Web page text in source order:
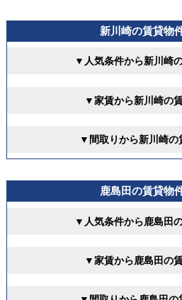
新川崎の賃貸物
▼人気条件から新川崎
▼家賃から新川崎の
▼間取りから新川崎
鹿島田の賃貸物
▼人気条件から鹿島田
▼家賃から鹿島田の